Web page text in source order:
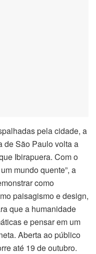
pela cidade, a
de São Paulo volta a
Ibirapuera. Com o
mundo quente”, a
como
paisagismo e design,
que a humanidade
e pensar em um
Aberta ao público
até 19 de outubro.